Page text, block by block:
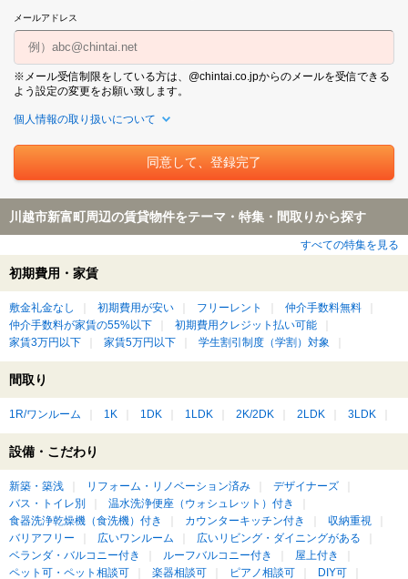
メールアドレス
※メール受信制限をしている方は、@chintai.co.jpからのメールを受信できる
よう設定の変更をお願い致します。
個人情報の取り扱いについて
川越市新富町周辺の賃貸物件をテーマ・特集・間取りから探す
すべての特集を見る
初期費用・家賃
敷金礼金なし 初期費用が安い フリーレント
仲介手数料無料
仲介手数料が家賃の55%以下
初期費用クレジット払い可能
家賃3万円以下
家賃5万円以下 学生割引制度（学割）対象
間取り
1R/ワンルーム 1K 1DK 1LDK 2K/2DK 2LDK 3LDK
設備・こだわり
新築・築浅 リフォーム・リノベーション済み
デザイナーズ
バス・トイレ別
温水洗浄便座（ウォシュレット）付き
食器洗浄乾燥機（食洗機）付き
カウンターキッチン付き
収納重視
バリアフリー
広いワンルーム
広いリビング・ダイニングがある
ベランダ・バルコニー付き
ルーフバルコニー付き
屋上付き
ペット可・ペット相談可
楽器相談可 ピアノ相談可 DIY可